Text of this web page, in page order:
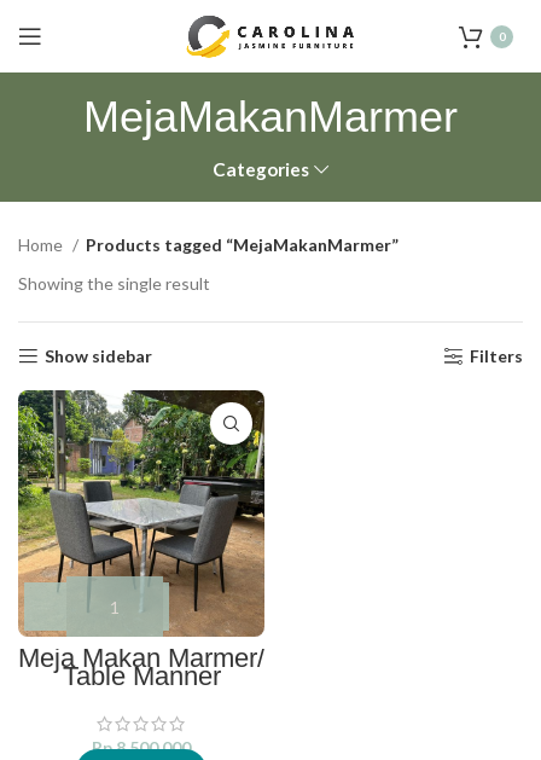
0
MejaMakanMarmer
Categories
Home
Products tagged “MejaMakanMarmer”
Showing the single result
Show sidebar Filters
Meja Makan Marmer/
Table Manner
Rp8.500.000